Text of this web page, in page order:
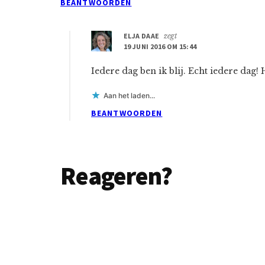
BEANTWOORDEN
ELJA DAAE
zegt
19 JUNI 2016 OM 15:44
Iedere dag ben ik blij. Echt iedere dag!
Aan het laden...
BEANTWOORDEN
Reageren?